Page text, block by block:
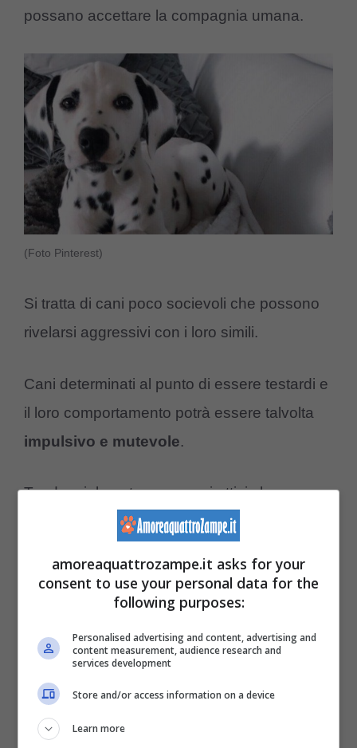
possano accettare la compagnia umana.
(Foto Pinterest)
Si tratta di cani poco socievoli che possono
rivelarsi aggressivi con i loro simili.
Cani determinati al punto di essere testardi e
il loro comportamento potrà essere talvolta
impulsivo e mutevole.
Tendenzialmente sono cani attivi che amano
stare all’aria aperta e il gioco:
Dalmata
Airedale Terrier
Alaskan Malamute
American Foxhound
Cane da ferma tedesco
amoreaquattrozampe.it asks for your
consent to use your personal data for the
following purposes:
Personalised advertising and content, advertising and
content measurement, audience research and
services development
Store and/or access information on a device
Learn more